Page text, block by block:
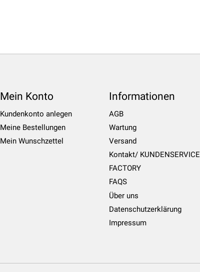
Mein Konto
Kundenkonto anlegen
Meine Bestellungen
Mein Wunschzettel
Informationen
AGB
Wartung
Versand
Kontakt/ KUNDENSERVICE
FACTORY
FAQS
Über uns
Datenschutzerklärung
Impressum